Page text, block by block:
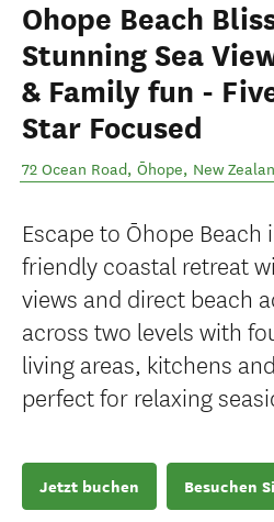
Ohope Beach
Stunning Sea
& Family fun -
Star Focused
72 Ocean Road, Ōhope, New
Escape to Ōhope
friendly coastal retreat
views and direct beach
across two levels with
living areas, kitchens
perfect for relaxing
Jetzt buchen Besuchen